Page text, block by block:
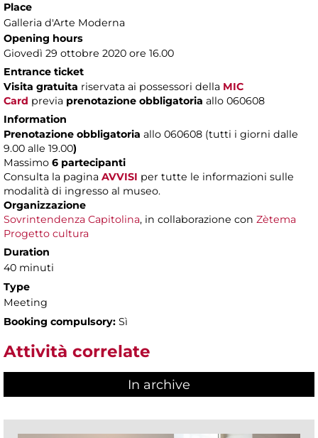
Place
Galleria d'Arte Moderna
Opening hours
Giovedì 29 ottobre 2020 ore 16.00
Entrance ticket
Visita gratuita riservata ai possessori della MIC
Card previa prenotazione obbligatoria allo 060608
Information
Prenotazione obbligatoria allo 060608 (tutti i giorni dalle
9.00 alle 19.00)
Massimo 6 partecipanti
Consulta la pagina AVVISI per tutte le informazioni sulle
modalità di ingresso al museo.
Organizzazione
Sovrintendenza Capitolina, in collaborazione con Zètema
Progetto cultura
Duration
40 minuti
Type
Meeting
Booking compulsory: Sì
Attività correlate
In archive